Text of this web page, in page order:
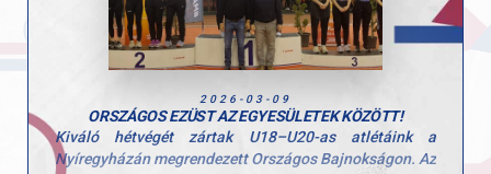
Többpróbázónk ismét dobogóra állhatott, szoros
versenyben szerezte meg a bronzérmet. A második és
harmadik hely között mindössze egy tizedmásodperc
Súlylökésben is erős GYAC-szereplés
-Kovács László, 17,12 m, 4. hely
2026-03-09
ORSZÁGOS EZÜST AZ EGYESÜLETEK KÖZÖTT!
Kiváló hétvégét zártak U18–U20-as atlétáink a
Nyíregyházán megrendezett Országos Bajnokságon. Az